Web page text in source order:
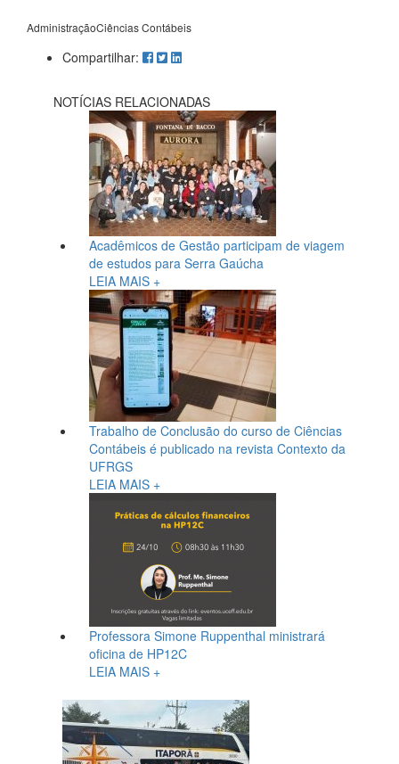
AdministraçãoCiências Contábeis
Compartilhar:
NOTÍCIAS RELACIONADAS
Acadêmicos de Gestão participam de viagem
de estudos para Serra Gaúcha
LEIA MAIS +
Trabalho de Conclusão do curso de Ciências
Contábeis é publicado na revista Contexto da
UFRGS
LEIA MAIS +
Professora Simone Ruppenthal ministrará
oficina de HP12C
LEIA MAIS +